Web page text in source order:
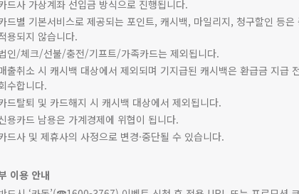
드사 가상계좌 선입금 방식으로 진행됩니다.
드별 기본서비스로 제공되는 포인트, 캐시백, 마일리지, 청구할인 등은
용되지 않습니다.
인/체크/선불/충전/기프트/가족카드는 제외됩니다.
출취소 시 캐시백 대상에서 제외되며 기지급된 캐시백은 환급금 지급
수합니다.
드탈퇴 및 카드해지 시 캐시백 대상에서 제외됩니다.
용카드 남용은 가계경제에 위협이 됩니다.
드사 및 제휴사의 사정으로 변경·중단될 수 있습니다.
이용 안내